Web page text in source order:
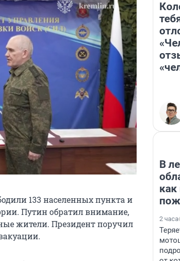
133 населенных пункта и
Путин обратил внимание,
жители. Президент поручил
В
как
2 часа